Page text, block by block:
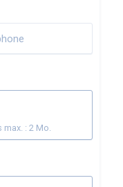
max. : 2 Mo.